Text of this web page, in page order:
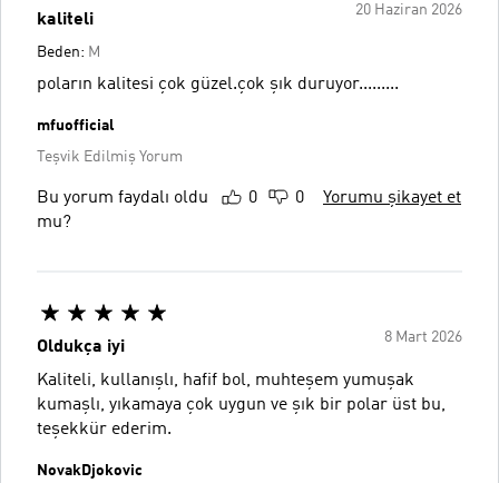
20 Haziran 2026
kaliteli
Beden: M
poların kalitesi çok güzel.çok şık duruyor.........
mfuofficial
Teşvik Edilmiş Yorum
Bu yorum faydalı oldu
mu?
0 0 Yorumu şikayet et
8 Mart 2026
Oldukça iyi
Kaliteli, kullanışlı, hafif bol, muhteşem yumuşak
kumaşlı, yıkamaya çok uygun ve şık bir polar üst bu,
teşekkür ederim.
NovakDjokovic